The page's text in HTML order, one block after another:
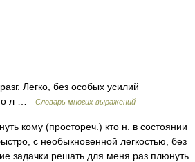
Легко, без особых усилий
л …
Словарь многих выражений
кому (простореч.) кто н. в состоянии
с необыкновенной легкостью, без
задачки решать для меня раз плюнуть.